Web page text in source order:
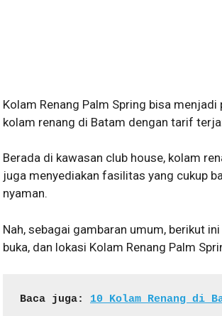
Kolam Renang Palm Spring bisa
kolam renang di Batam dengan tarif
Berada di kawasan club house, kolam
juga menyediakan fasilitas yang cukup
nyaman.
Nah, sebagai gambaran umum, berikut
buka, dan lokasi Kolam Renang Palm
Baca juga: 10 Kolam Renang di